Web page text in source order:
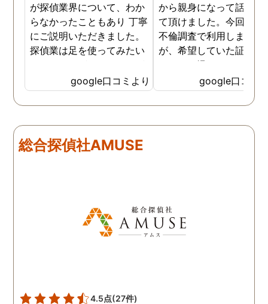
が探偵業界について、わか
らなかったこともあり 丁寧
にご説明いただきました。
探偵業は足を使ってみたい
SNSなどの知識も豊富で、
色んな視点から対応されて
います。 他の口コミにもあ
金が安く明確で親身になっ
て対応いただける探偵さん
google口コミより
から親身になって話を聞
て頂けました。今回、夫
不倫調査で利用しました
が、希望していた証拠を
っかりと撮ってもらうこ
が出来ました。調査中も
動きがある度に細かく報
してくださり、安心しま
読めない中、柔軟に対応
す。
google口コミ
総合探偵社AMUSE
4.5点(27件)